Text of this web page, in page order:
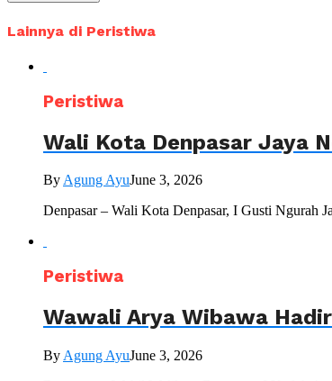
Lainnya di Peristiwa
Peristiwa
Wali Kota Denpasar Jaya
ByAgung AyuJune 3, 2026
Denpasar – Wali Kota Denpasar, I Gusti Ngurah
Peristiwa
Wawali Arya Wibawa
By Agung AyuJune 3, 2026